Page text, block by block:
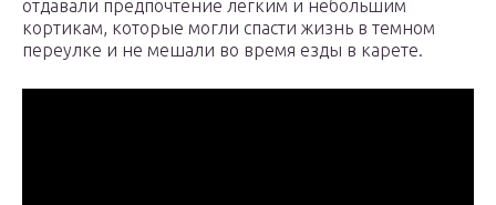
отдавали предпочтение легким и небольшим
кортикам, которые могли спасти жизнь в темном
переулке и не мешали во время езды в карете.